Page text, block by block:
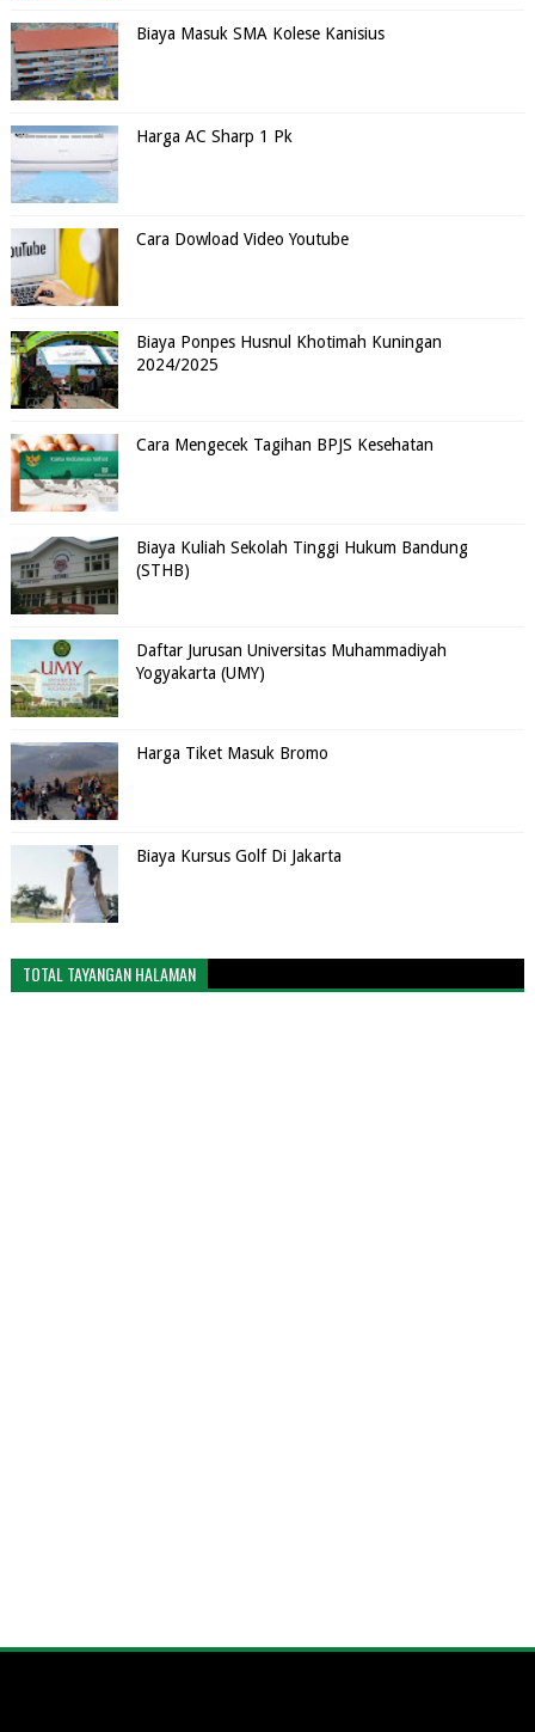
Biaya Masuk SMA Kolese Kanisius
Harga AC Sharp 1 Pk
Cara Dowload Video Youtube
Biaya Ponpes Husnul Khotimah Kuningan
2024/2025
Cara Mengecek Tagihan BPJS Kesehatan
Biaya Kuliah Sekolah Tinggi Hukum Bandung
(STHB)
Daftar Jurusan Universitas Muhammadiyah
Yogyakarta (UMY)
Harga Tiket Masuk Bromo
Biaya Kursus Golf Di Jakarta
TOTAL TAYANGAN HALAMAN